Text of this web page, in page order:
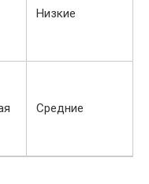
Низкие
Средние